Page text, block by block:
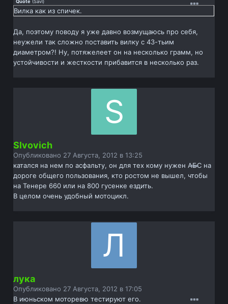
Quote (Savl)
Вилка как из спичек.
Да, поэтому поводу я уже давно возмущаюсь про себя,
неужели так сложно поставить вилку с 43-тьим
диаметром?! Ну, потяжелеет он на несколько грамм, но
устойчивости и жесткости прибавится в несколько раз.
Slvovich
Опубликовано 27 Августа, 2012 в 13:25
катался на нем по асфальту, он для тех кому нужен АБС на
дороге общего пользования, кто ростом не вышел, чтобы
на Тенере 660 или на 800 гусенке ездить.
В целом очень удобный мотоцикл.
лука
Опубликовано 27 Августа, 2012 в 17:05
В июньском моторевю тестируют его.